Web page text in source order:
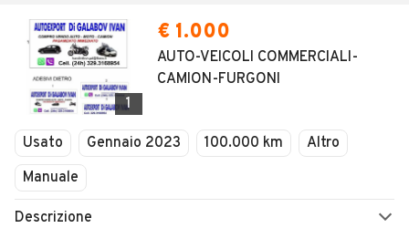
Moto
Camper
Veicoli Commerciali
Concessionari
1
€ 1.000
AUTO-VEICOLI COMMERCIALI-
CAMION-FURGONI
Usato Gennaio 2023 100.000 km
Altro
Manuale
Descrizione